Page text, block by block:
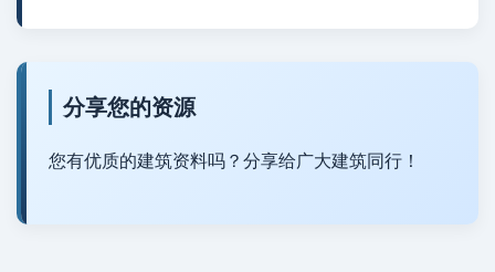
分享您的资源
您有优质的建筑资料吗？分享给广大建筑同行！